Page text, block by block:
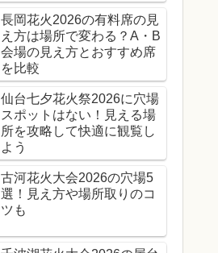
長岡花火2026の有料席の見
え方は場所で変わる？A・B
会場の見え方とおすすめ席
を比較
仙台七夕花火祭2026に穴場
スポットはない！見える場
所を攻略して快適に観覧し
よう
古河花火大会2026の穴場5
選！見え方や場所取りのコ
ツも